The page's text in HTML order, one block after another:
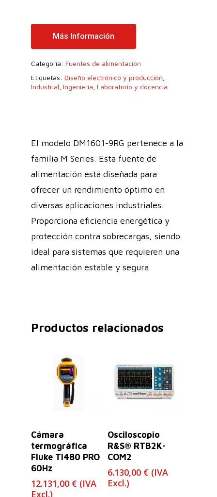
Más Información
Categoría: Fuentes de alimentación
Etiquetas: Diseño electrónico y producción
Industrial Ingeniería Laboratorio y docencia
El modelo DM1601-9RG pertenece a la
familia M Series. Esta fuente de
alimentación está diseñada para
ofrecer un rendimiento óptimo en
diversas aplicaciones industriales.
Proporciona eficiencia energética y
protección contra sobrecargas, siendo
ideal para sistemas que requieren una
alimentación estable y segura.
Productos relacionados
Cámara
termográfica
Fluke Ti480 PRO
60Hz
12.131,00 € (IVA
Excl.)
Leer Más
Osciloscopio
R&S® RTB2K-
COM2
6.130,00 € (IVA
Excl.)